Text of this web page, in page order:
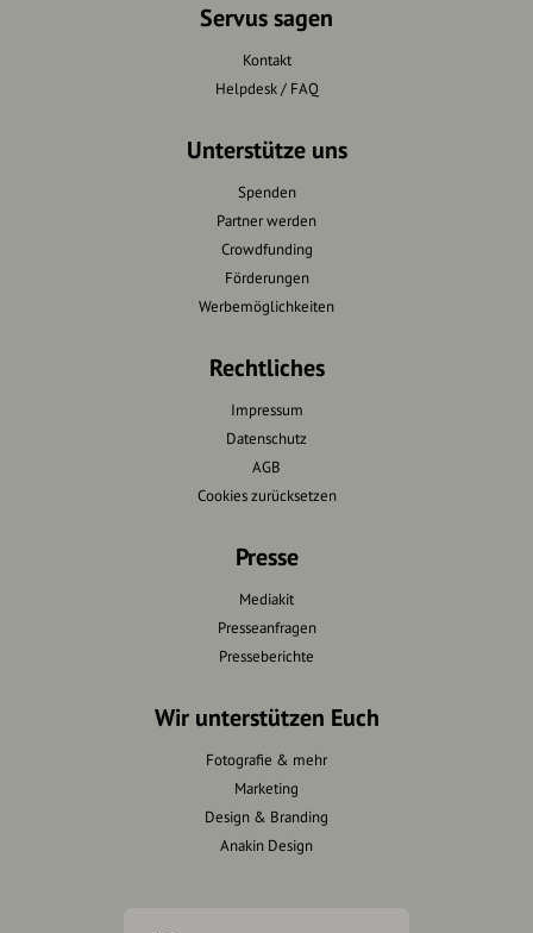
Servus sagen
Kontakt
Helpdesk / FAQ
Unterstütze uns
Spenden
Partner werden
Crowdfunding
Förderungen
Werbemöglichkeiten
Rechtliches
Impressum
Datenschutz
AGB
Cookies zurücksetzen
Presse
Mediakit
Presseanfragen
Presseberichte
Wir unterstützen Euch
Fotografie & mehr
Marketing
Design & Branding
Anakin Design